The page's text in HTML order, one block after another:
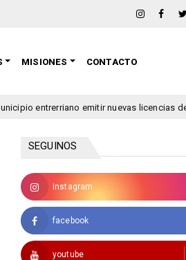
MISIONES CONTACTO
emitir nuevas licencias de conducir
SEGUINOS
Instagram
facebook
youtube